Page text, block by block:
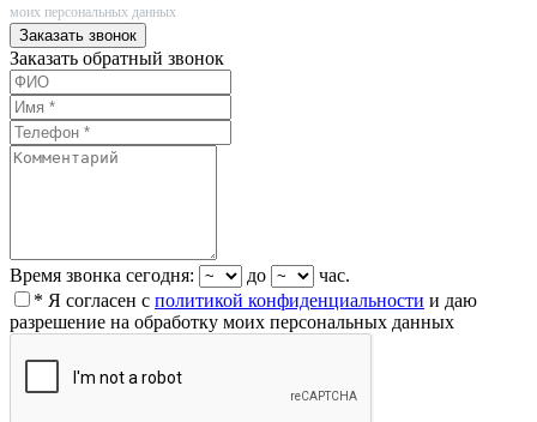
моих персональных данных
Заказать звонок
Заказать обратный звонок
Время звонка сегодня: до
час.
* Я согласен с политикой конфиденциальности и даю
разрешение на обработку моих персональных данных